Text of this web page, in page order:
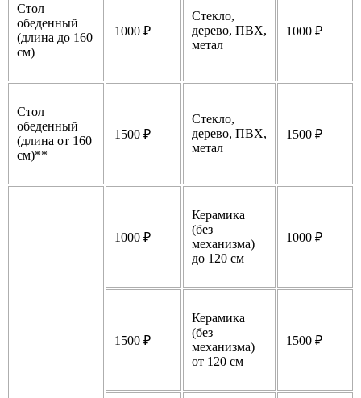
Стол
обеденный
(длина до 160
см)
1000 ₽
Стекло,
дерево, ПВХ,
метал
1000 ₽
Стол
обеденный
(длина от 160
см)**
1500 ₽
Стекло,
дерево, ПВХ,
метал
1500 ₽
1000 ₽
Керамика
(без
механизма)
до 120 см
1000 ₽
1500 ₽
Керамика
(без
механизма)
от 120 см
1500 ₽